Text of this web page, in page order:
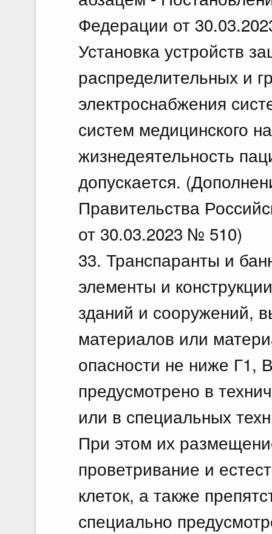
Федерации от
Установка устройств
распределительных и
электроснабжения
систем медицинского
жизнедеятельность
допускается.
Правительства
от 30.03.2023 № 510)
33. Транспаранты и
элементы и
зданий и сооружений,
материалов или
опасности не ниже Г1,
предусмотрено в
или в специальных
При этом их
проветривание и
клеток, а также
специально